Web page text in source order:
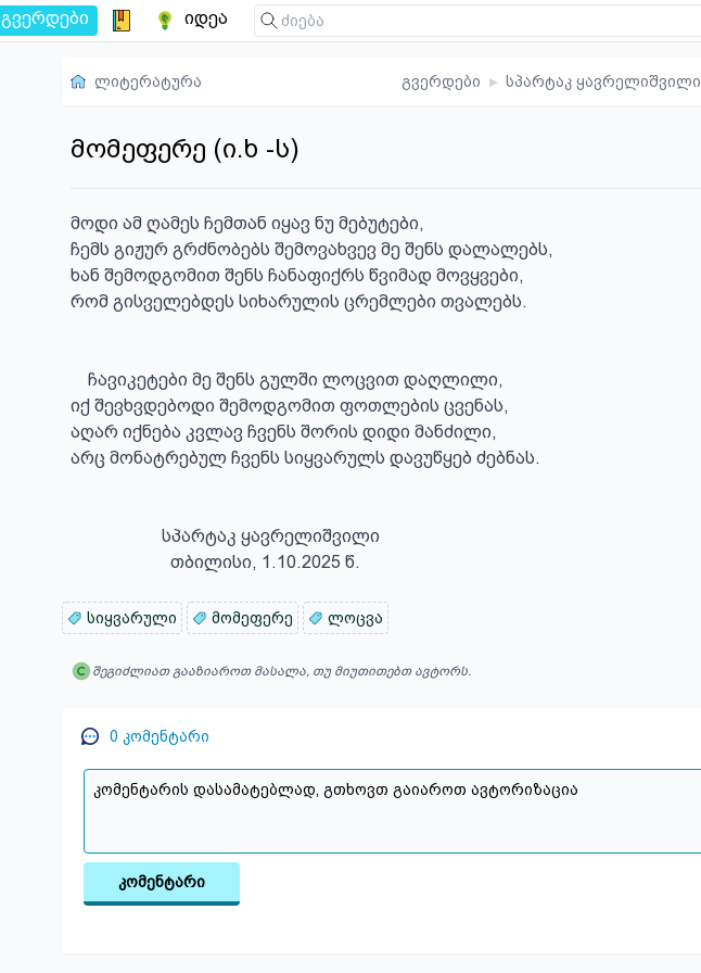
გვერდები იდეა
ლიტერატურა გვერდები ▸ სპარტაკ ყავრელიშვილი
მომეფერე (ი.ხ -ს)
მოდი ამ ღამეს ჩემთან იყავ ნუ მებუტები,
ჩემს გიჟურ გრძნობებს შემოვახვევ მე შენს დალალებს,
ხან შემოდგომით შენს ჩანაფიქრს წვიმად მოვყვები,
რომ გისველებდეს სიხარულის ცრემლები თვალებს.
იქ შევხვდებოდი შემოდგომით ფოთლების ცვენას,
აღარ იქნება კვლავ ჩვენს შორის დიდი მანძილი,
არც მონატრებულ ჩვენს სიყვარულს დავუწყებ ძებნას.
                       თბილისი, 1.10.2025 წ.
სიყვარული მომეფერე ლოცვა
შეგიძლიათ გააზიაროთ მასალა, თუ მიუთითებთ ავტორს.
0 კომენტარი
კომენტარი